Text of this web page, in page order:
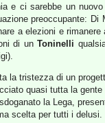
e ci sarebbe un
preoccupante:
a elezioni e
di unToninelli
la tristezza di un
quasi tutta la
la Lega,
scelta per tutti i delusi.